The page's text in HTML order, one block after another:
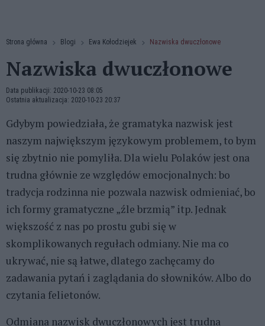
Strona główna Blogi Ewa Kołodziejek Nazwiska dwuczłonowe
Nazwiska dwuczłonowe
Data publikacji: 2020-10-23 08:05
Ostatnia aktualizacja: 2020-10-23 20:37
Gdybym powiedziała, że gramatyka nazwisk jest
naszym największym językowym problemem, to bym
się zbytnio nie pomyliła. Dla wielu Polaków jest ona
trudna głównie ze względów emocjonalnych: bo
tradycja rodzinna nie pozwala nazwisk odmieniać, bo
ich formy gramatyczne „źle brzmią” itp. Jednak
większość z nas po prostu gubi się w
skomplikowanych regułach odmiany. Nie ma co
ukrywać, nie są łatwe, dlatego zachęcamy do
zadawania pytań i zaglądania do słowników. Albo do
czytania felietonów.
Odmiana nazwisk dwuczłonowych jest trudna